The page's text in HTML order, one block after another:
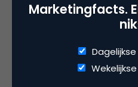
Commerce Media
social media
Marketingfacts.